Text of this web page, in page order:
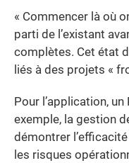
« Commencer là où
parti de l’existant
complètes. Cet état
liés à des projets «
Pour l’application,
exemple, la gestion
démontrer
les risques